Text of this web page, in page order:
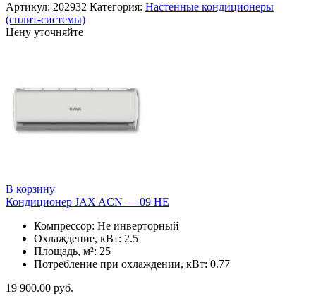
Артикул: 202932 Категория: Настенные кондиционеры
(сплит-системы)
Цену уточняйте
В корзину
Кондиционер JAX ACN — 09 HE
Компрессор: Не инверторный
Охлаждение, кВт: 2.5
Площадь, м²: 25
Потребление при охлаждении, кВт: 0.77
19 900.00 руб.